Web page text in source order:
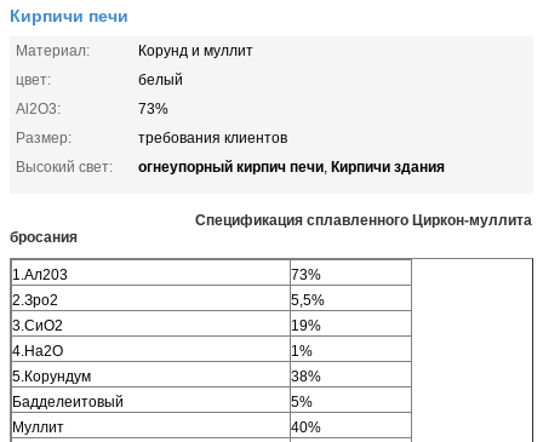
Кирпичи печи
Материал:
Корунд и муллит
цвет:
белый
Al2O3:
73%
Размер:
требования клиентов
Высокий свет:
огнеупорный кирпич печи, Кирпичи здания
Спецификация сплавленного Циркон-муллита
бросания
1.Ал203
73%
2.Зро2
5,5%
3.СиО2
19%
4.На2О
1%
5.Корундум
38%
Бадделеитовый
5%
Муллит
40%